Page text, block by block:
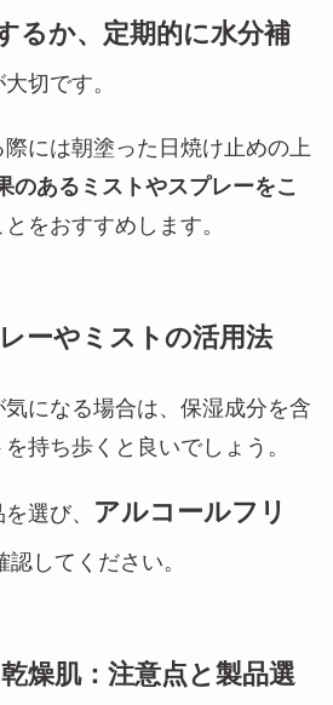
るか、定期的に水分補
切です。
際には朝塗った日焼け止めの上
のあるミストやスプレーをこ
とをおすすめします。
ーやミストの活用法
気になる場合は、保湿成分を含
持ち歩くと良いでしょう。
選び、
アルコールフリ
してください。
燥肌：注意点と製品選